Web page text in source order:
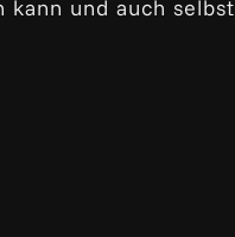
und auch selbst